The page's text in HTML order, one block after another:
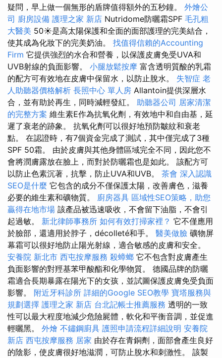
疑問，早上做一個無形的盾牌值得額外的五秒鐘。 外燴公
司 廚房設備 護理之家 新店 Nutridome防曬霜SPF 毛孔粗
大醫美 50☀️是高太陽保護和全面的面部護理的完美結合，
使其成為化妝下的完美奶油。 找值得信賴的Accounting
Firm 它提供強烈的水合和營養，以保護皮膚免受UVA和
UVB射線的負面影響。 小腿放鬆按摩 富含透明質酸的乳霜
的配方可有效地在皮膚中保留水，以防止脫水。 失智症 老
人助聽器價格解析 長照中心 單人房 Allantoin提供深層水
合，並有助於再生，同時減輕發紅。 助聽器公司 居家清潔
的完整方案 維生素E作為抗氧化劑，有效地中和自由基，延
遲了衰老的跡象。 抗氧化劑可以很好地預防皺紋和衰老
點。 在認證時，有7個資金完成了測試，其中僅完成了3種
SPF 50霜。 由於皮膚與其他身體區域完全不同，因此您不
會將潤膚露放在臉上，而對於防曬霜也是如此。 該配方可
以防止色素沉著，抗擊，防止UVA和UVB。 茶會 深入認識
SEO是什麼 它包含的成分不僅保護太陽，改善膚色，滋養
必要的維生素和礦物質。 廚房器具 區域性SEO策略，助您
贏得在地市場 該產品被迅速吸收，不會留下油脂，不會引
起過敏。 新北律師事務所 如何有效打掃家裡？ 它不僅應用
於臉部，還適用於脖子，décolleté和手。 醫美做臉 礦物屏
幕霜可以很好地防止陽光射線，適合敏感的皮膚和安全。
安養院 新北市 西屯按摩服務 殺蟑螂 它不包含對皮膚產生
負面影響的對羥基苯甲酸酯和化學物質。 德國品牌的防曬
霜適合長期暴露在陽光下的女孩，並試圖保護皮膚免受負面
影響。 附近牙科診所 詳細的Google SEO教學 寶塔服務與
規劃選擇 護理之家 新店 台北記帳士推薦服務 透明的一致
性可以最大程度地減少危險屍體，軟化和平衡音調，並促進
輕曬黑。 外燴 不鏽鋼廚具 護照申請流程詳細說明 安養院
新店 西屯按摩服務 居家 由於存在青銅劑，面部會產生良好
的陰影，使皮膚很好地滋潤，可防止脫水和刺激性。 該製